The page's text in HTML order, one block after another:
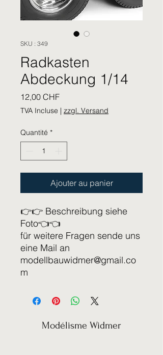
SKU : 349
Radkasten
Abdeckung 1/14
12,00 CHFPrix
TVA Incluse | zzgl. Versand
Quantité *
Ajouter au panier
👉👉 Beschreibung siehe
Foto👈👈
für weitere Fragen sende uns
eine Mail an
modellbauwidmer@gmail.co
m
Modélisme Widmer